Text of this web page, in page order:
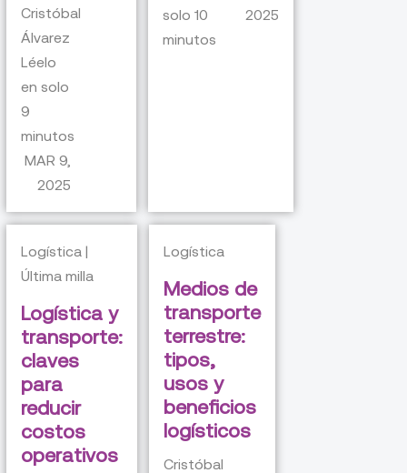
Cristóbal
Álvarez
Léelo
en solo
9
minutos
MAR 9,
2025
solo10
minutos
2025
Logística |
Última milla
Logística y
transporte:
claves
para
reducir
costos
operativos
Logística
Medios de
transporte
terrestre:
tipos,
usos y
beneficios
logísticos
Cristóbal